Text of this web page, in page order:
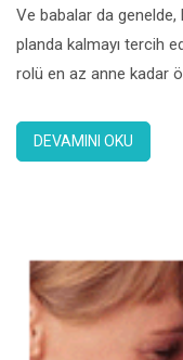
Ve babalar da genelde,
planda kalmayı tercih
rolü en az anne kadar
sahibi olmaya karar
DEVAMINI OKU